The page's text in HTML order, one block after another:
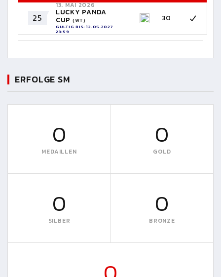
25
13. MAI 2026
LUCKY PANDA
CUP (WT)
GÜLTIG BIS: 12.05.2027
23:59
30
ERFOLGE SM
0
MEDAILLEN
0
GOLD
0
SILBER
0
BRONZE